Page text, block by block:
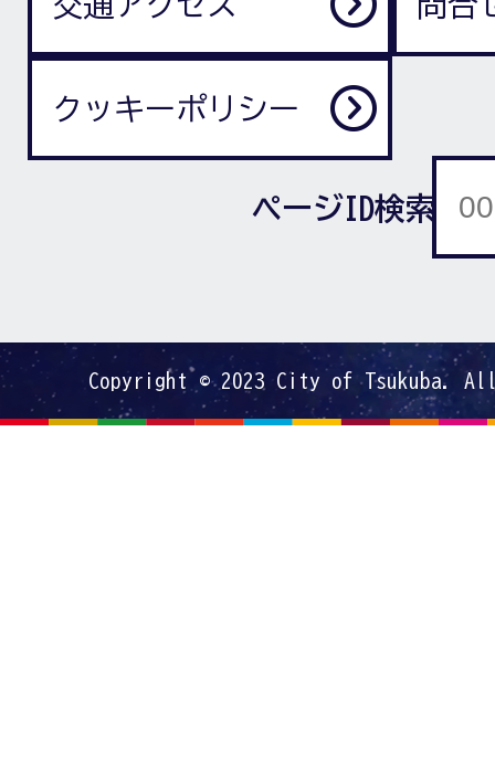
クッキーポリシー
ページID検索
Copyright © 2023 City of Tsukuba.